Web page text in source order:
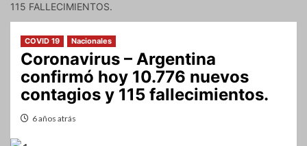
115 FALLECIMIENTOS.
COVID 19 Nacionales
Coronavirus – Argentina
confirmó hoy 10.776 nuevos
contagios y 115 fallecimientos.
6 años atrás